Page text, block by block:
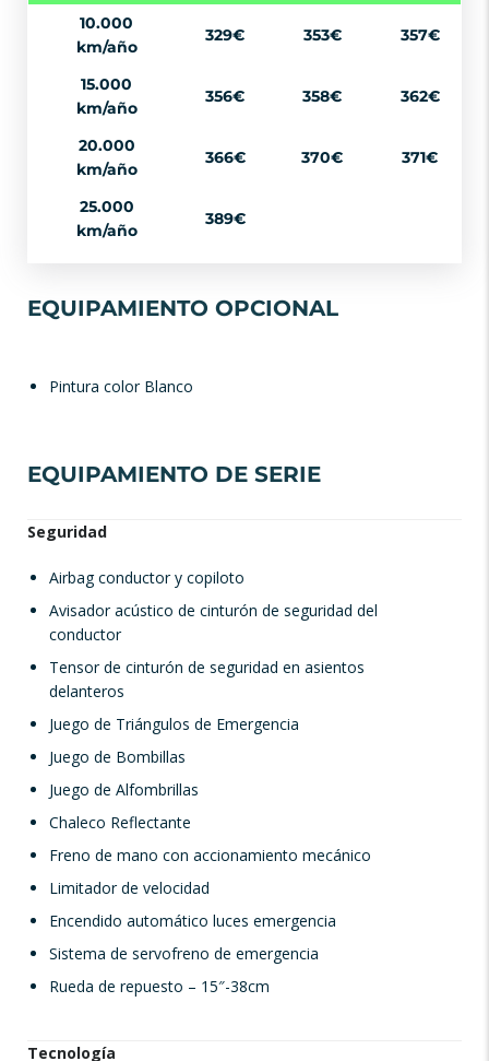
10.000
km/año
329€ 353€ 357€
15.000
km/año
356€ 358€ 362€
20.000
km/año
366€ 370€ 371€
25.000
km/año
389€
EQUIPAMIENTO OPCIONAL
Pintura color Blanco
EQUIPAMIENTO DE SERIE
Seguridad
Airbag conductor y copiloto
Avisador acústico de cinturón de seguridad del
conductor
Tensor de cinturón de seguridad en asientos
delanteros
Juego de Triángulos de Emergencia
Juego de Bombillas
Juego de Alfombrillas
Chaleco Reflectante
Freno de mano con accionamiento mecánico
Limitador de velocidad
Encendido automático luces emergencia
Sistema de servofreno de emergencia
Rueda de repuesto – 15″-38cm
Tecnología